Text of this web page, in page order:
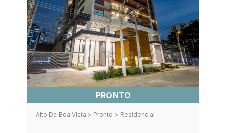
PRONTO
Alto Da Boa Vista > Pronto > Residencial